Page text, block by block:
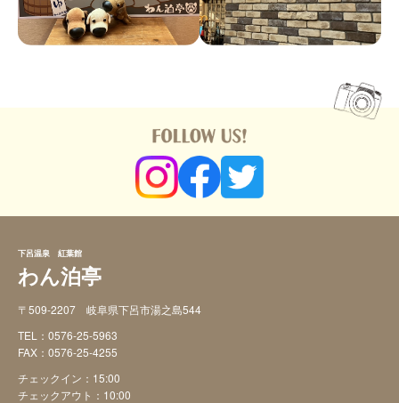
下呂温泉 紅葉館
わん泊亭
〒509-2207 岐阜県下呂市湯之島544
TEL： 0576-25-5963
FAX：0576-25-4255
チェックイン：15:00
チェックアウト：10:00